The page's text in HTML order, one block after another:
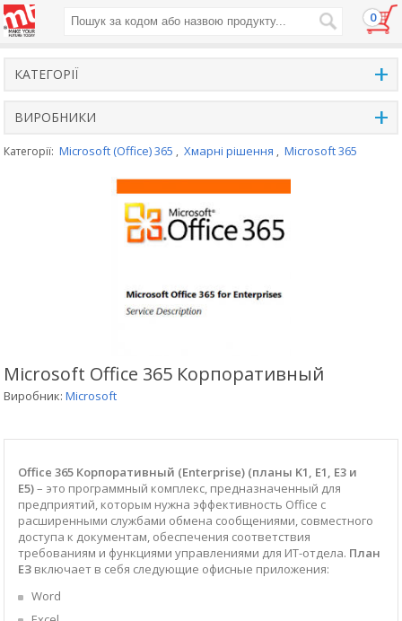
0
КАТЕГОРІЇ +
ВИРОБНИКИ +
Категорії: Microsoft (Office) 365 , Хмарні рішення , Microsoft 365
Microsoft Office 365 Корпоративный
Виробник:Microsoft
Office 365 Корпоративный (Enterprise) (планы K1, E1, Е3 и
E5)– это программный комплекс, предназначенный для
предприятий, которым нужна эффективность Office с
расширенными службами обмена сообщениями, совместного
доступа к документам, обеспечения соответствия
требованиям и функциями управлениями для ИТ-отдела. План
ЕЗ включает в себя следующие офисные приложения:
Word